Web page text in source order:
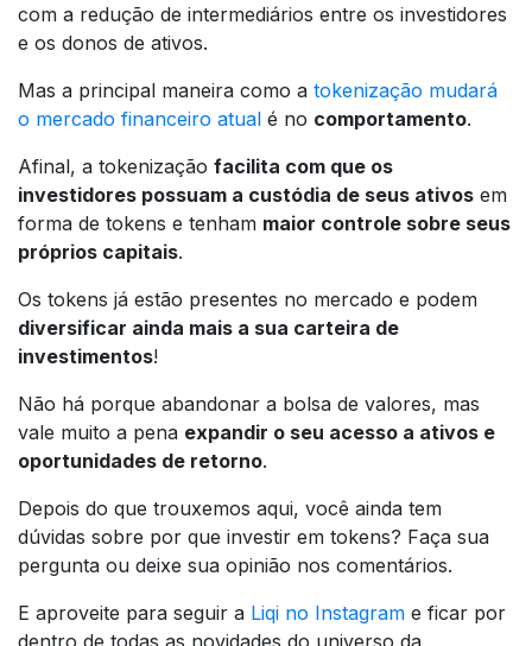
com a redução de intermediários entre os investidores
e os donos de ativos.
Mas a principal maneira como a tokenização mudará
o mercado financeiro atual é no comportamento.
Afinal, a tokenização facilita com que os
investidores possuam a custódia de seus ativos em
forma de tokens e tenham maior controle sobre seus
próprios capitais.
Os tokens já estão presentes no mercado e podem
diversificar ainda mais a sua carteira de
investimentos!
Não há porque abandonar a bolsa de valores, mas
vale muito a pena expandir o seu acesso a ativos e
oportunidades de retorno.
Depois do que trouxemos aqui, você ainda tem
dúvidas sobre por que investir em tokens? Faça sua
pergunta ou deixe sua opinião nos comentários.
E aproveite para seguir a Liqi no Instagram e ficar por
dentro de todas as novidades do universo da